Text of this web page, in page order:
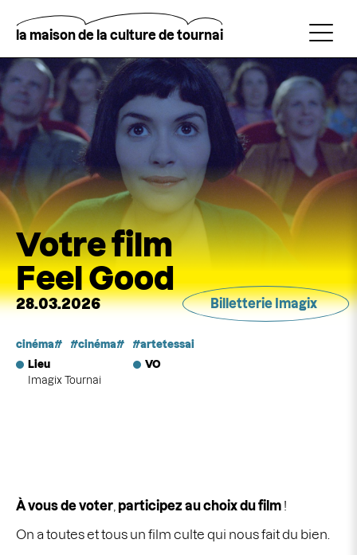
contenu
principal
la maison de la culture de tournai
Rechercher
Votre film
Feel Good
28.03.2026 Billetterie Imagix
cinéma cinéma
artetessai
Lieu
Imagix Tournai
VO
À vous de voter participez au choix du film !
On a toutes et tous un film culte qui nous fait du bien.